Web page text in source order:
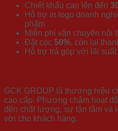
Chiết khấu cao lên đến
Hỗ trợ in logo doanh
phẩm
Miễn phí vận chuyển nội
Đặt cọc 50%, còn lại
Hỗ trợ trả góp với lãi suất
GCK GROUP là thương hiệu
cao cấp. Phương châm hoạt
đến chất lượng, sự tận tâm và
vời cho khách hàng.